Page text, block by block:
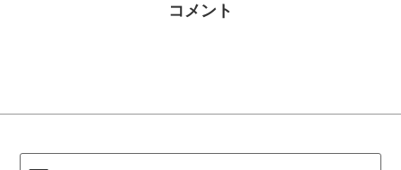
コメント